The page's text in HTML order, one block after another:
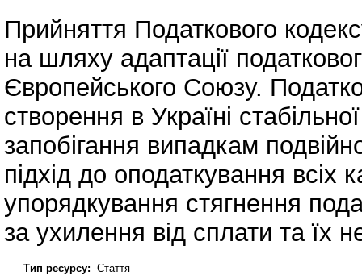
Прийняття Податкового
на шляху адаптації
Європейського Союзу.
створення в Україні
запобігання випадкам
підхід до оподаткування всіх
упорядкування стягнення
за ухилення від сплати та їх
Тип ресурсу: Стаття